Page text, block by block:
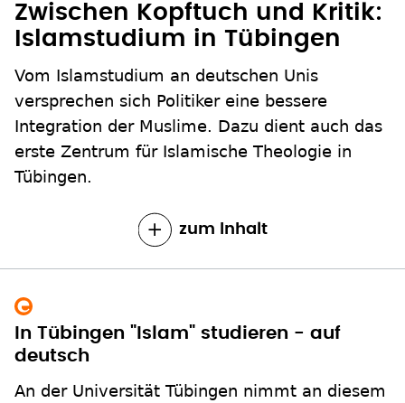
Zwischen Kopftuch und Kritik:
Islamstudium in Tübingen
Vom Islamstudium an deutschen Unis
versprechen sich Politiker eine bessere
Integration der Muslime. Dazu dient auch das
erste Zentrum für Islamische Theologie in
Tübingen.
zum Inhalt
In Tübingen "Islam" studieren - auf
deutsch
An der Universität Tübingen nimmt an diesem